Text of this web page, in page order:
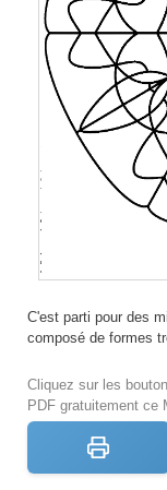
C'est parti pour des
composé de formes
Cliquez sur les
PDF gratuitement ce